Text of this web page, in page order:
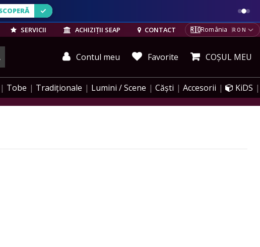
OFERTELE
SERVICII ACHIZIȚII SEAP CONTACT 🇷🇴România RON
Contul meu Favorite COȘUL MEU
Tobe Tradiționale Lumini / Scene Căști Accesorii KiDS